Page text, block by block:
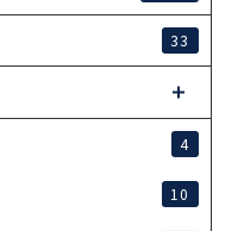
33
4
10